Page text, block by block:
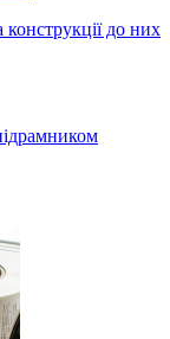
до них